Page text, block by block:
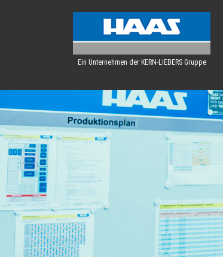
Ein Unternehmen der KERN-LIEBERS Gruppe